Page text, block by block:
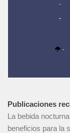
-
-
-
Publicaciones
La bebida
beneficios para la